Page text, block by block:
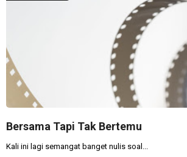
Bersama Tapi Tak Bertemu
Kali ini lagi semangat banget nulis soal...